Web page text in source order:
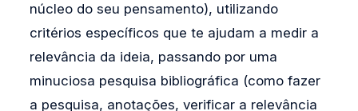
núcleo do seu pensamento), utilizando
critérios específicos que te ajudam a medir a
relevância da ideia, passando por uma
minuciosa pesquisa bibliográfica (como fazer
a pesquisa, anotações, verificar a relevância